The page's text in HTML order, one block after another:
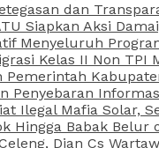
dan
Siapkan Aksi
Menyeluruh
Kelas II Non TPI
Pemerintah
Penyebaran
Ilegal Mafia Solar,
Hingga Babak Belur
Dian Cs